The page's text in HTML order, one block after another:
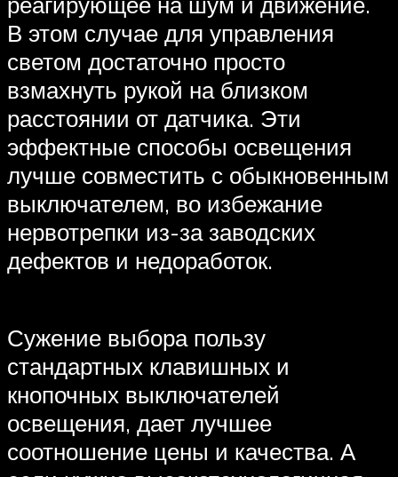
В этом случае для управления
светом достаточно просто
взмахнуть рукой на близком
расстоянии от датчика. Эти
эффектные способы освещения
лучше совместить с обыкновенным
выключателем, во избежание
нервотрепки из-за заводских
дефектов и недоработок.
Сужение выбора пользу
стандартных клавишных и
кнопочных выключателей
освещения, дает лучшее
соотношение цены и качества. А